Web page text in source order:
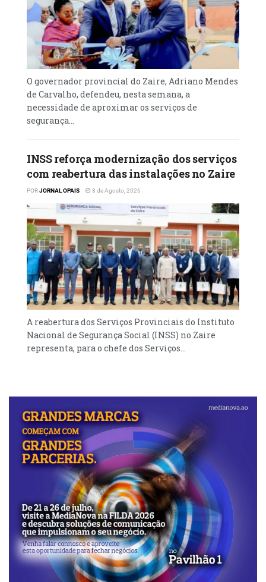
O governador provincial do Zaire, Adriano Mendes
de Carvalho, defendeu, nesta semana, a
necessidade de aproximar os serviços de
segurança...
INSS reforça modernização dos serviços
com reabertura das instalações no Zaire
PORJORNAL OPAIS 8 de Agosto, 2026
A reabertura dos Serviços Provinciais do Instituto
Nacional de Segurança Social (INSS) no Zaire
representa, para o chefe dos Serviços...